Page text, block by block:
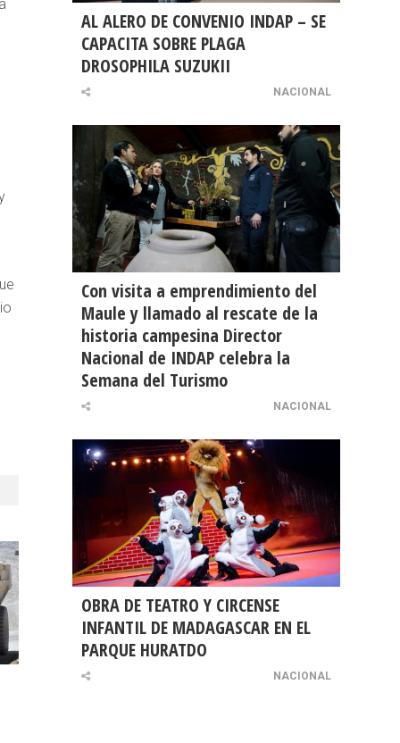
AL ALERO DE CONVENIO INDAP – SE
CAPACITA SOBRE PLAGA
DROSOPHILA SUZUKII
NACIONAL
Con visita a emprendimiento del
Maule y llamado al rescate de la
historia campesina Director
Nacional de INDAP celebra la
Semana del Turismo
NACIONAL
OBRA DE TEATRO Y CIRCENSE
INFANTIL DE MADAGASCAR EN EL
PARQUE HURATDO
NACIONAL